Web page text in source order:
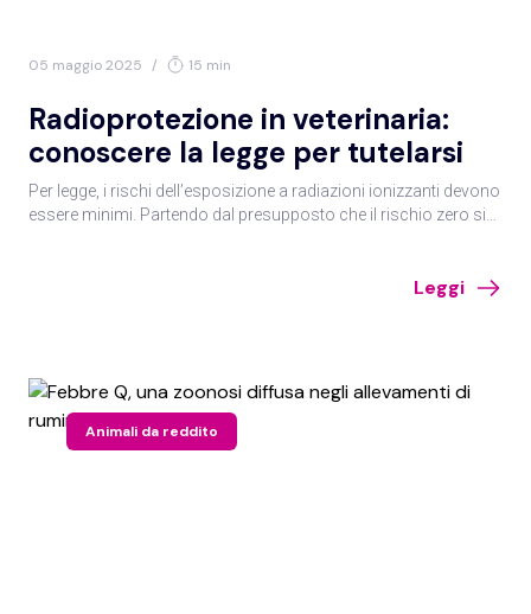
05 maggio 2025 / 15 min
Radioprotezione in veterinaria:
conoscere la legge per tutelarsi
Per legge, i rischi dell’esposizione a radiazioni ionizzanti devono
essere minimi. Partendo dal presupposto che il rischio zero si
Leggi
Animali da reddito